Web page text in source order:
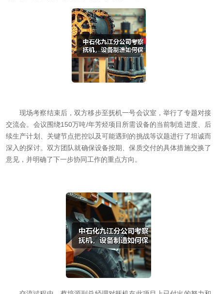
现场考察结束后，双方移步至抚机一号会议室，举行了专题对接
交流会。会议围绕150万吨/年芳烃项目所需设备的当前制造进度、后
续生产计划、关键节点把控以及可能遇到的挑战等议题进行了坦诚而
深入的探讨。双方团队就确保设备按期、保质交付的具体措施交换了
意见，并明确了下一步协同工作的重点方向。